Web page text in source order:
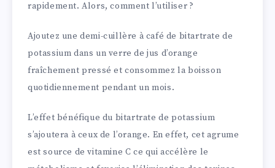
rapidement. Alors, comment l’utiliser ?
Ajoutez une demi-cuillère à café de bitartrate de
potassium dans un verre de jus d’orange
fraîchement pressé et consommez la boisson
quotidiennement pendant un mois.
L’effet bénéfique du bitartrate de potassium
s’ajoutera à ceux de l’orange. En effet, cet agrume
est source de vitamine C ce qui accélère le